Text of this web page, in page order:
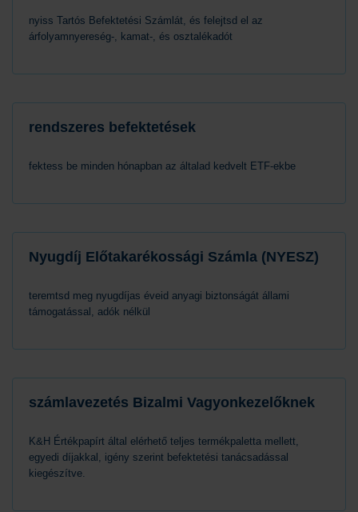
nyiss Tartós Befektetési Számlát, és felejtsd el az
árfolyamnyereség-, kamat-, és osztalékadót
rendszeres befektetések
fektess be minden hónapban az általad kedvelt ETF-ekbe
Nyugdíj Előtakarékossági Számla (NYESZ)
teremtsd meg nyugdíjas éveid anyagi biztonságát állami
támogatással, adók nélkül
számlavezetés Bizalmi Vagyonkezelőknek
K&H Értékpapírt által elérhető teljes termékpaletta mellett,
egyedi díjakkal, igény szerint befektetési tanácsadással
kiegészítve.